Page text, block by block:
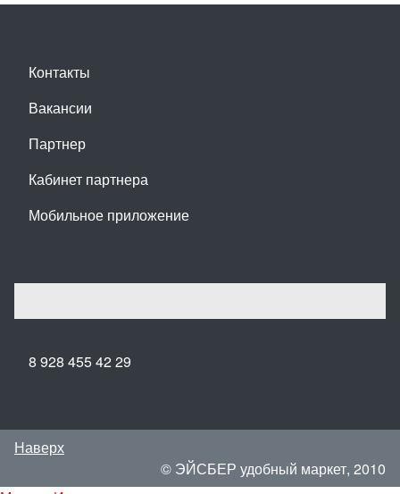
Контакты
Вакансии
Партнер
Кабинет партнера
Мобильное приложение
8 928 455 42 29
Наверх
© ЭЙСБЕР удобный маркет, 2010